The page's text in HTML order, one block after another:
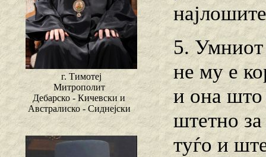
г. Тимотеј
Митрополит
Дебарско - Кичевски и
Австралиско - Сиднејски
5. Умниот
не му е
и она што
штетно
туѓо и